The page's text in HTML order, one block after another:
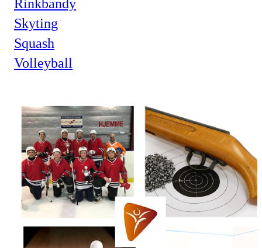
Rinkbandy
Skyting
Squash
Volleyball